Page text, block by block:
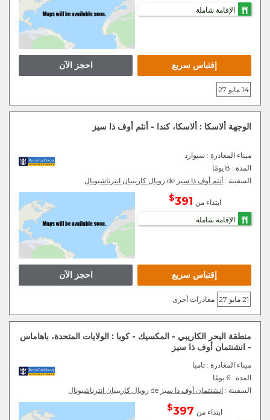
الإقامة شاملة
احجز الآن إقتباس سريع
14 مايو 27
الوجهة ألاسكا : ألاسكا، كندا - أنثم أوف ذا سيز
ميناء المغادرة : سيوارد
المدة : 8 يومًا
السفينة : أنثم أوف ذا سيز رويال كاريبيان انترناشيونال
ابتداء من 391
$
الإقامة شاملة
احجز الآن إقتباس سريع
21 مايو 27 مغادرات أخرى
منطقة البحر الكاريبي - المكسيك - كوبا : الولايات المتحدة، باهاماس
- انشنتمان أوف ذا سيز
ميناء المغادرة : تامبا
المدة : 6 يومًا
السفينة : انشنتمان أوف ذا سيز رويال كاريبيان انترناشيونال
ابتداء من 397
$